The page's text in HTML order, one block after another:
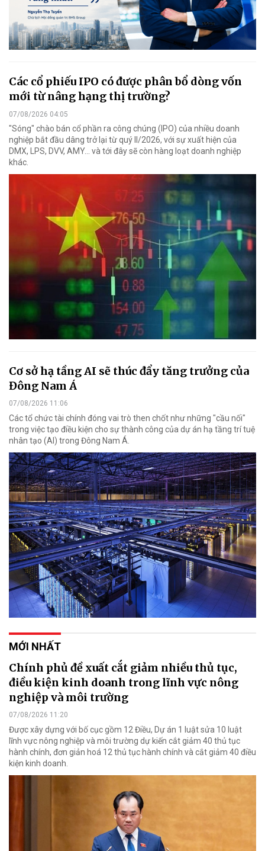
Các cổ phiếu IPO có được phân bổ dòng vốn
mới từ nâng hạng thị trường?
07/08/2026 04:05
"Sóng" chào bán cổ phần ra công chúng (IPO) của nhiều doanh
nghiệp bắt đầu dâng trở lại từ quý II/2026, với sự xuất hiện của
DMX, LPS, DVV, AMY... và tới đây sẽ còn hàng loạt doanh nghiệp
khác.
Cơ sở hạ tầng AI sẽ thúc đẩy tăng trưởng của
Đông Nam Á
07/08/2026 11:06
Các tổ chức tài chính đóng vai trò then chốt như những "cầu nối"
trong việc tạo điều kiện cho sự thành công của dự án hạ tầng trí tuệ
nhân tạo (AI) trong Đông Nam Á.
MỚI NHẤT
Chính phủ đề xuất cắt giảm nhiều thủ tục,
điều kiện kinh doanh trong lĩnh vực nông
nghiệp và môi trường
07/08/2026 11:20
Được xây dựng với bố cục gồm 12 Điều, Dự án 1 luật sửa 10 luật
lĩnh vực nông nghiệp và môi trường dự kiến cắt giảm 40 thủ tục
hành chính, đơn giản hoá 12 thủ tục hành chính và cắt giảm 40 điều
kiện kinh doanh.